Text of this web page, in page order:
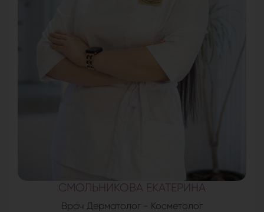
СМОЛЬНИКОВА ЕКАТЕРИНА
Врач Дерматолог - Косметолог